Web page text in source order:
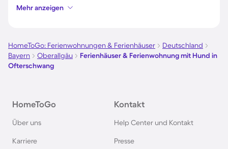
Ferienhäuser & Ferienwohnung mit Hund auf
Ferienhäuser & Ferienwohnung mit Hund am
Ferienhäuser & Ferienwohnung mit Hund auf
Mehr anzeigen
HomeToGo: Ferienwohnungen & Ferienhäuser
Deutschland
Bayern
Oberallgäu
Ferienhäuser & Ferienwohnung mit Hund in
Ofterschwang
HomeToGo
Über uns
Karriere
Kontakt
Help Center und Kontakt
Presse